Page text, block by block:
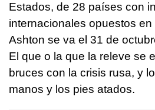
Estados, de 28 países con
internacionales opuestos
Ashton se va el 31 de
El que o la que la releve se
bruces con la crisis rusa, y
manos y los pies atados.